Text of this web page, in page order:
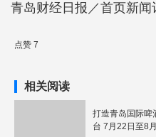
青岛财经日报／首页新闻
点赞 7
相关阅读
打造青岛国际啤
台 7月22日至8